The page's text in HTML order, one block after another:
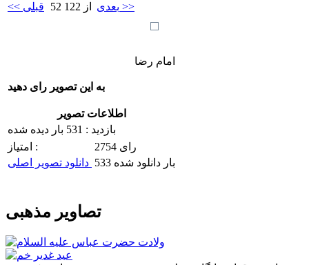
<< قبلی
52 از 122 بعدی >>
امام رضا
اطلاعات تصویر
بازدید : 531 بار دیده شده
امتیاز :
2754 رای
تصاویر مذهبی